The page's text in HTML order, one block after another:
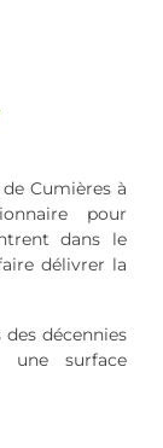
Cumières à
pour
dans le
délivrer la
décennies
une surface